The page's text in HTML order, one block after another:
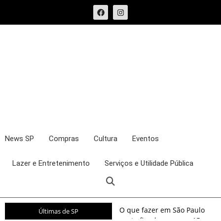
News SP Compras Cultura Eventos
Lazer e Entretenimento Serviços e Utilidade Pública
Últimas de SP
O que fazer em São Paulo